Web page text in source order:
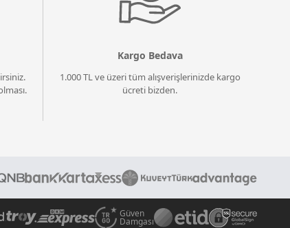
Kargo Bedava
1.000 TL ve üzeri tüm alışverişlerinizde kargo
ücreti bizden.
Güven
Damgası